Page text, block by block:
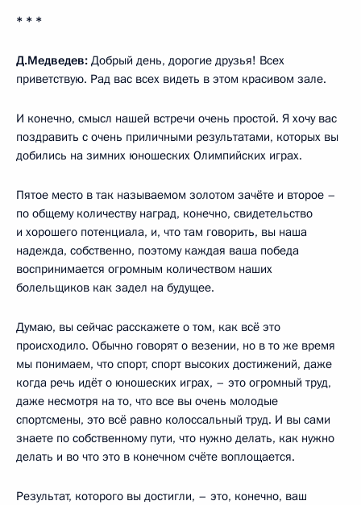
* * *
Д.Медведев: Добрый день, дорогие друзья! Всех
приветствую. Рад вас всех видеть в этом красивом зале.
И конечно, смысл нашей встречи очень простой. Я хочу вас
поздравить с очень приличными результатами, которых вы
добились на зимних юношеских Олимпийских играх.
Пятое место в так называемом золотом зачёте и второе –
по общему количеству наград, конечно, свидетельство
и хорошего потенциала, и, что там говорить, вы наша
надежда, собственно, поэтому каждая ваша победа
воспринимается огромным количеством наших
болельщиков как задел на будущее.
Думаю, вы сейчас расскажете о том, как всё это
происходило. Обычно говорят о везении, но в то же время
мы понимаем, что спорт, спорт высоких достижений, даже
когда речь идёт о юношеских играх, – это огромный труд,
даже несмотря на то, что все вы очень молодые
спортсмены, это всё равно колоссальный труд. И вы сами
знаете по собственному пути, что нужно делать, как нужно
делать и во что это в конечном счёте воплощается.
Результат, которого вы достигли, – это, конечно, ваш